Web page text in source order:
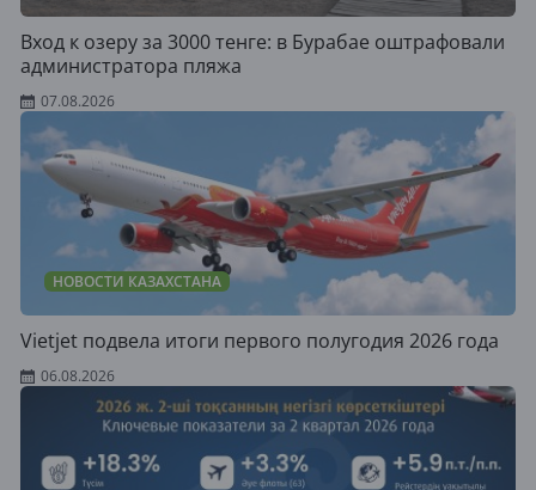
Вход к озеру за 3000 тенге: в Бурабае оштрафовали
администратора пляжа
07.08.2026
НОВОСТИ КАЗАХСТАНА
Vietjet подвела итоги первого полугодия 2026 года
06.08.2026